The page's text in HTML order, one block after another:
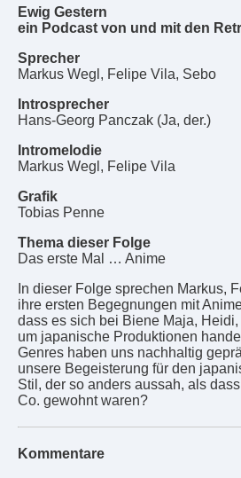
Ewig Gestern
ein Podcast von und mit den
Sprecher
Markus Wegl, Felipe Vila, Sebo
Introsprecher
Hans-Georg Panczak (Ja, der.)
Intromelodie
Markus Wegl, Felipe Vila
Grafik
Tobias Penne
Thema dieser Folge
Das erste Mal … Anime
In dieser Folge sprechen Markus,
ihre ersten Begegnungen mit
dass es sich bei Biene Maja,
um japanische Produktionen
Genres haben uns nachhaltig
unsere Begeisterung für den
Stil, der so anders aussah, als
Co. gewohnt waren?
Kommentare